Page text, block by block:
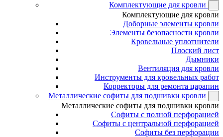
Комплектующие для кровли
Комплектующие для кровли
Доборные элементы кровли
Элементы безопасности кровли
Кровельные уплотнители
Плоский лист
Дымники
Вентиляция для кровли
Инструменты для кровельных работ
Корректоры для ремонта царапин
Металлические софиты для подшивки кровли
Металлические софиты для подшивки кровли
Софиты с полной перфорацией
Софиты с центральной перфорацией
Софиты без перфорации